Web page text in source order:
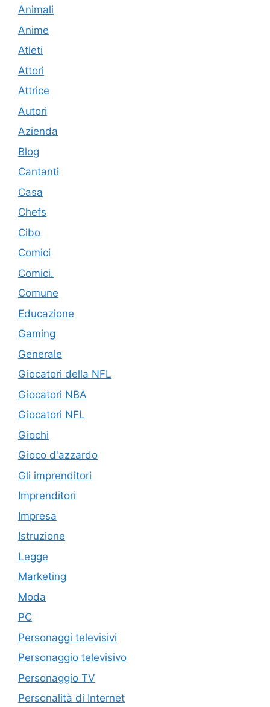
Animali
Anime
Atleti
Attori
Attrice
Autori
Azienda
Blog
Cantanti
Casa
Chefs
Cibo
Comici
Comici.
Comune
Educazione
Gaming
Generale
Giocatori della NFL
Giocatori NBA
Giocatori NFL
Giochi
Gioco d'azzardo
Gli imprenditori
Imprenditori
Impresa
Istruzione
Legge
Marketing
Moda
PC
Personaggi televisivi
Personaggio televisivo
Personaggio TV
Personalità di Internet